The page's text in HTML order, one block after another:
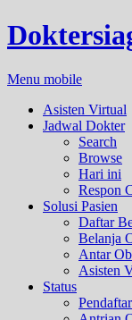
Menu mobile
Asisten Virtual
Jadwal Dokter
Search
Browse
Hari ini
Respon
Solusi Pasien
Daftar
Belanja
Antar
Asisten
Status